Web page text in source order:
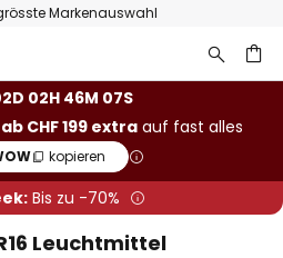
kostenlose Retoure
02H 46M 06S
ab CHF 199 extra auf fast alles
kopieren
Bis zu -70%
Leuchtmittel